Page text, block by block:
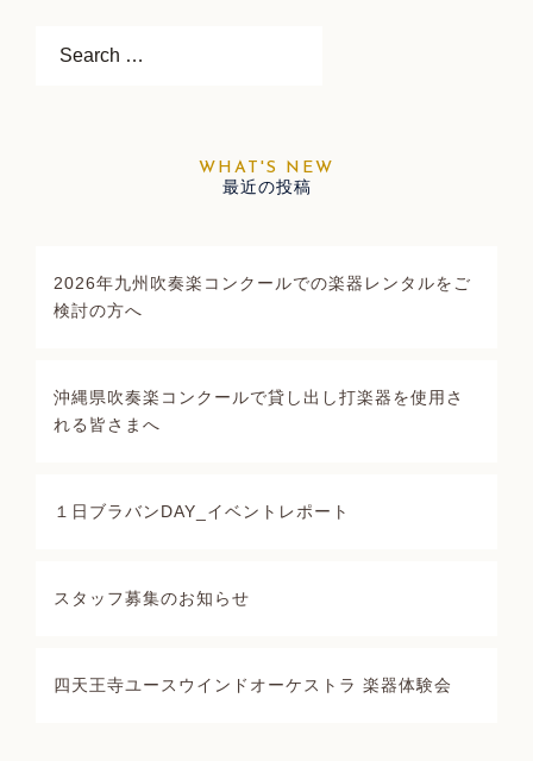
最近の投稿
2026年九州吹奏楽コンクールでの楽器レンタルをご
検討の方へ
沖縄県吹奏楽コンクールで貸し出し打楽器を使用さ
れる皆さまへ
１日ブラバンDAY_イベントレポート
スタッフ募集のお知らせ
四天王寺ユースウインドオーケストラ 楽器体験会